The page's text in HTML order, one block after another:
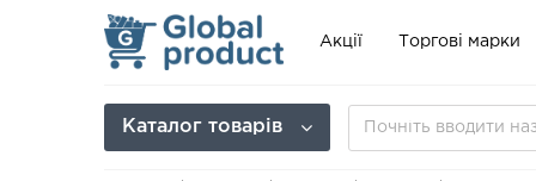
Акції Торгові марки
Каталог товарів